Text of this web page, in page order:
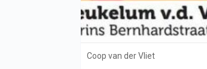
Coop van der Vliet